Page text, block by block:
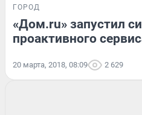
ГОРОД
«Дом.ru» запустил
проактивного
20 марта, 2018, 08:09 2 629